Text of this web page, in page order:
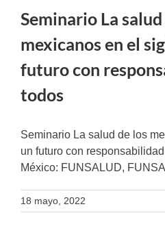
Seminario La
mexicanos en el
futuro con
todos
Seminario La salud de los
un futuro con
México: FUNSALUD,
18 mayo, 2022